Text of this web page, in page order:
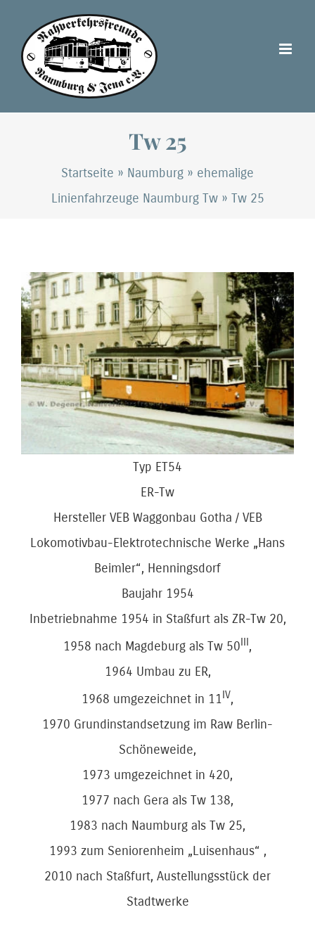
Inhalt
springen
Tw 25
Startseite » Naumburg » ehemalige
Linienfahrzeuge Naumburg Tw» Tw 25
Zeige
grösseres
Bild
Typ ET54
ER-Tw
Hersteller VEB Waggonbau Gotha / VEB
Lokomotivbau-Elektrotechnische Werke „Hans
Beimler“, Henningsdorf
Baujahr 1954
Inbetriebnahme 1954 in Staßfurt als ZR-Tw 20,
1958 nach Magdeburg als Tw 50III,
1964 Umbau zu ER,
1968 umgezeichnet in 11IV,
1970 Grundinstandsetzung im Raw Berlin-
Schöneweide,
1973 umgezeichnet in 420,
1977 nach Gera als Tw 138,
1983 nach Naumburg als Tw 25,
1993 zum Seniorenheim „Luisenhaus“ ,
2010 nach Staßfurt, Austellungsstück der
Stadtwerke